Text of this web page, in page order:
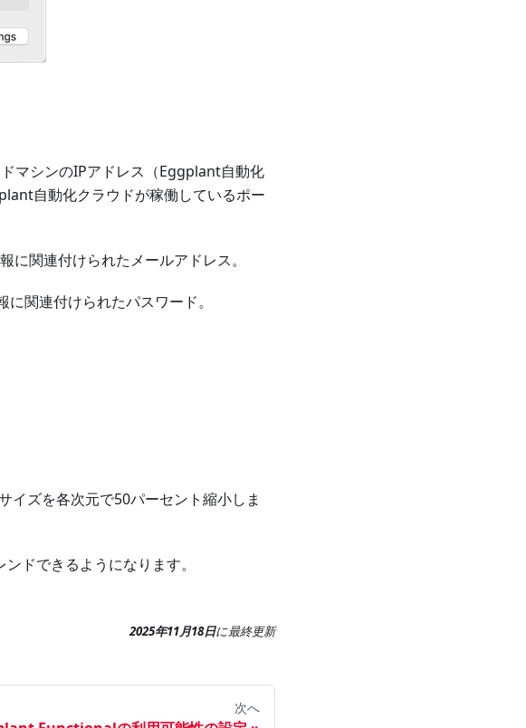
マシンのIPアドレス（Eggplant自動化
自動化クラウドが稼働しているポー
関連付けられたメールアドレス。
関連付けられたパスワード。
イズを各次元で50パーセント縮小しま
ドできるようになります。
2025年11月18日に最終更新
次へ